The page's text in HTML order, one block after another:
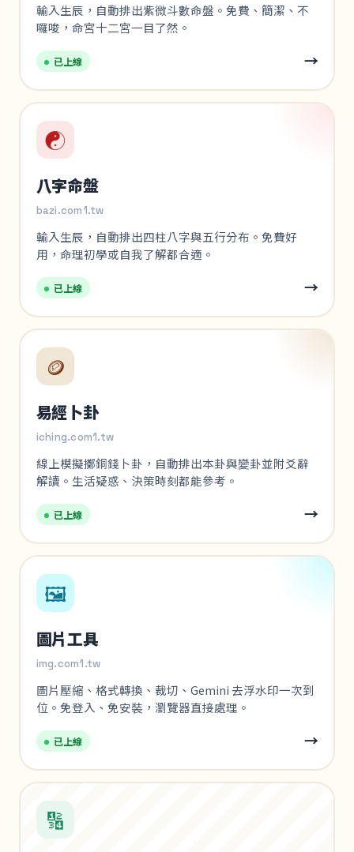
輸入生辰，自動排出紫微斗數命盤。免費、簡潔、不
囉唆，命宮十二宮一目了然。
已上線 →
☯️
八字命盤
bazi.com1.tw
輸入生辰，自動排出四柱八字與五行分布。免費好
用，命理初學或自我了解都合適。
已上線 →
🪙
易經卜卦
iching.com1.tw
線上模擬擲銅錢卜卦，自動排出本卦與變卦並附爻辭
解讀。生活疑惑、決策時刻都能參考。
已上線 →
🖼️
圖片工具
img.com1.tw
圖片壓縮、格式轉換、裁切、Gemini 去浮水印一次到
位。免登入、免安裝，瀏覽器直接處理。
已上線 →
🔢